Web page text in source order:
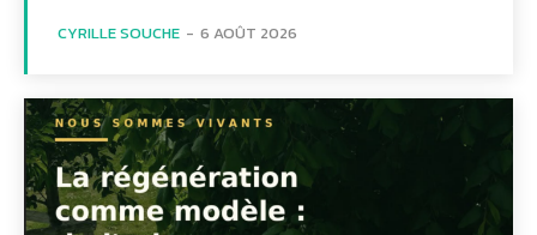
CYRILLE SOUCHE - 6 AOÛT 2026